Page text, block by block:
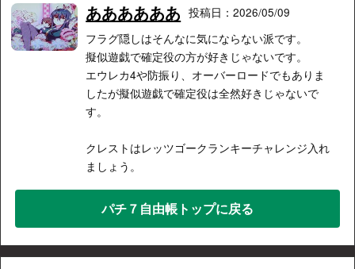
ああああああ 投稿日：2026/05/09
フラグ隠しはそんなに気にならない派です。
擬似遊戯で確定役の方が好きじゃないです。
エウレカ4や防振り、オーバーロードでもありま
したが擬似遊戯で確定役は全然好きじゃないで
す。
クレストはレッツゴークランキーチャレンジ入れ
ましょう。
パチ７自由帳トップに戻る